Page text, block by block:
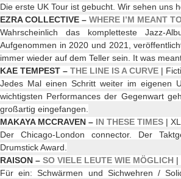
Die erste UK Tour ist gebucht. Wir sehen uns
EZRA COLLECTIVE – WHERE I’M MEANT
Wahrscheinlich das kompletteste
Aufgenommen in 2020 und 2021,
immer wieder auf dem Teller sein. It was
KAE TEMPEST – THE LINE IS A CURVE |
Jedes Mal einen Schritt weiter im eigenen
wichtigsten Performances der Gegenwart
großartig eingefangen.
MAKAYA MCCRAVEN – IN THESE TIMES |
Der Chicago-London connector. Der
Drumstick Award.
RAISON – SO VIELE LEUTE WIE MÖGLICH |
Für ein: Schwärmen und Sichwehren /